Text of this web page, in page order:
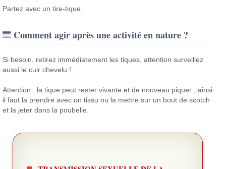
Partez avec un tire-tique.
Comment agir après une activité en nature ?
Si besoin, retirez immédiatement les tiques, attention surveillez
aussi le cuir chevelu !
Attention : la tique peut rester vivante et de nouveau piquer ; ainsi
il faut la prendre avec un tissu ou la mettre sur un bout de scotch
et la jeter dans la poubelle.